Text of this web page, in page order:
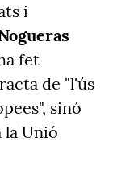
i
fet
de "l'ús
sinó
la Unió